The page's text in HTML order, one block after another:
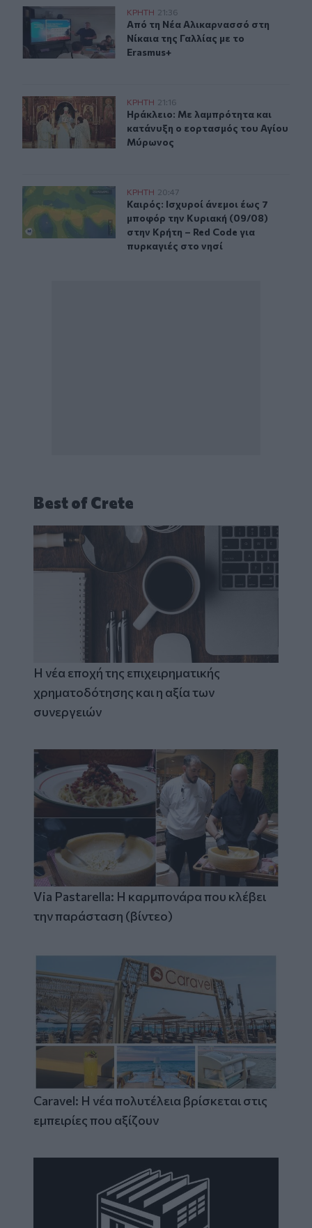
Από τη Νέα Αλικαρνασσό στη Νίκαια της Γαλλίας με το
ΚΡΗΤΗ 21:36
Από τη Νέα Αλικαρνασσό στη
Από τη Νέα Αλικαρνασσό στη
Νίκαια της Γαλλίας με το
Erasmus+
Ηράκλειο: Με λαμπρότητα και κατάνυξη ο εορτασμός
ΚΡΗΤΗ 21:16
Ηράκλειο: Με λαμπρότητα και
Ηράκλειο: Με λαμπρότητα και
κατάνυξη ο εορτασμός του Αγίου
Μύρωνος
Καιρός: Ισχυροί άνεμοι έως 7 μποφόρ την Κυριακή
ΚΡΗΤΗ 20:47
Καιρός: Ισχυροί άνεμοι έως 7
Καιρός: Ισχυροί άνεμοι έως 7
μποφόρ την Κυριακή (09/08)
στην Κρήτη – Red Code για
πυρκαγιές στο νησί
Best of Crete
Η νέα εποχή της επιχειρηματικής
χρηματοδότησης και η αξία των
συνεργειών
Via Pastarella: Η καρμπονάρα που κλέβει
την παράσταση (βίντεο)
Caravel: Η νέα πολυτέλεια βρίσκεται στις
εμπειρίες που αξίζουν